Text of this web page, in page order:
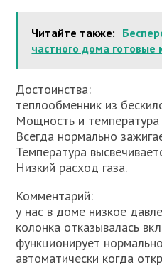
Читайте также:
частного дома готовые
Достоинства:
теплообменник из
Мощность и температура
Всегда нормально
Температура
Низкий расход газа.
Комментарий:
у нас в доме низкое
колонка отказывалась
функционирует
автоматически когда